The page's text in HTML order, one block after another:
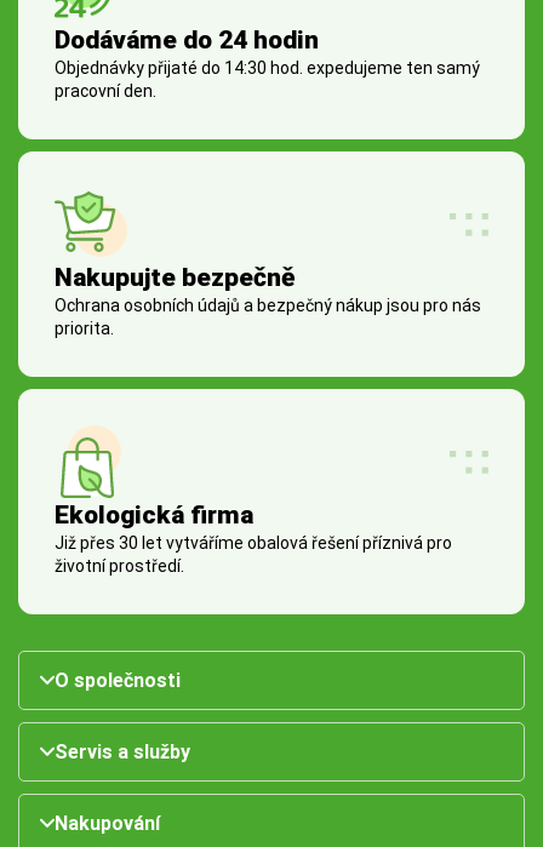
Dodáváme do 24 hodin
Objednávky přijaté do 14:30 hod. expedujeme ten samý
pracovní den.
Nakupujte bezpečně
Ochrana osobních údajů a bezpečný nákup jsou pro nás
priorita.
Ekologická firma
Již přes 30 let vytváříme obalová řešení příznivá pro
životní prostředí.
O společnosti
Servis a služby
Nakupování